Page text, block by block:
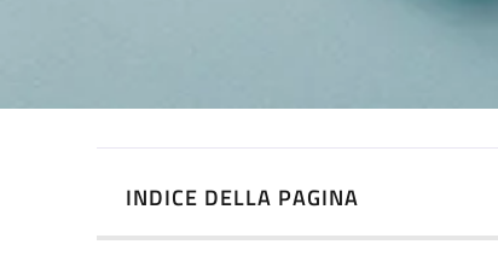
INDICE DELLA PAGINA